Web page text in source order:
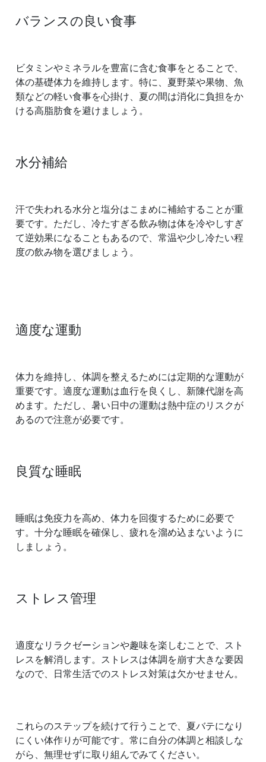
バランスの良い食事
ビタミンやミネラルを豊富に含む食事をとることで、
体の基礎体力を維持します。特に、夏野菜や果物、魚
類などの軽い食事を心掛け、夏の間は消化に負担をか
ける高脂肪食を避けましょう。
水分補給
汗で失われる水分と塩分はこまめに補給することが重
要です。ただし、冷たすぎる飲み物は体を冷やしすぎ
て逆効果になることもあるので、常温や少し冷たい程
度の飲み物を選びましょう。
適度な運動
体力を維持し、体調を整えるためには定期的な運動が
重要です。適度な運動は血行を良くし、新陳代謝を高
めます。ただし、暑い日中の運動は熱中症のリスクが
あるので注意が必要です。
良質な睡眠
睡眠は免疫力を高め、体力を回復するために必要で
す。十分な睡眠を確保し、疲れを溜め込まないように
しましょう。
ストレス管理
適度なリラクゼーションや趣味を楽しむことで、スト
レスを解消します。ストレスは体調を崩す大きな要因
なので、日常生活でのストレス対策は欠かせません。
これらのステップを続けて行うことで、夏バテになり
にくい体作りが可能です。常に自分の体調と相談しな
がら、無理せずに取り組んでみてください。